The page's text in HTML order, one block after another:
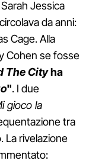
Jessica
da anni:
Cage. Alla
Cohen se fosse
The Cityha
". I due
gioco la
tra
La rivelazione